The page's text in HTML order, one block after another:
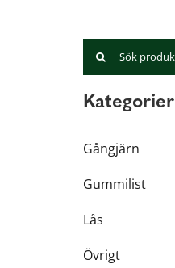
efter:
Kategorier
Gångjärn
Gummilist
Lås
Övrigt